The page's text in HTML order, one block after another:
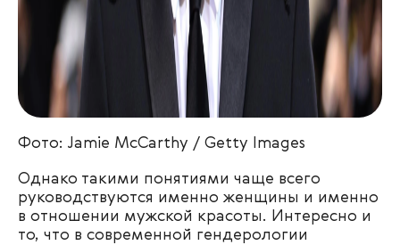
Фото: Jamie McCarthy / Getty Images
Однако такими понятиями чаще всего
руководствуются именно женщины и именно
в отношении мужской красоты. Интересно и
то, что в современной гендерологии